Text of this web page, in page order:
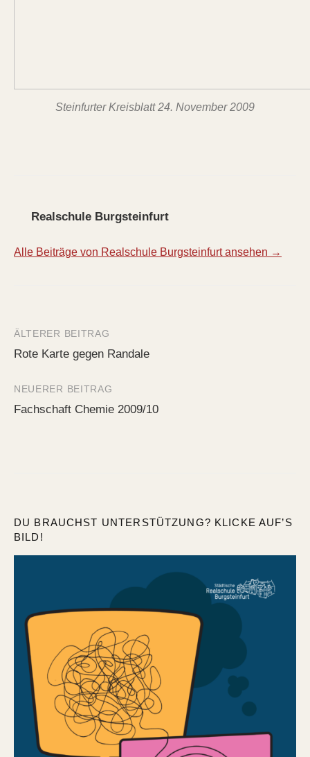
Steinfurter Kreisblatt 24. November 2009
Realschule Burgsteinfurt
Alle Beiträge von Realschule Burgsteinfurt ansehen →
Beitrags-
Navigation
ÄLTERER BEITRAG
Rote Karte gegen Randale
NEUERER BEITRAG
Fachschaft Chemie 2009/10
DU BRAUCHST UNTERSTÜTZUNG? KLICKE AUF’S
BILD!